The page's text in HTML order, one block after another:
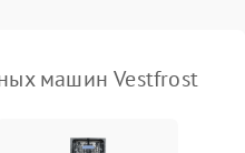
машин Vestfrost